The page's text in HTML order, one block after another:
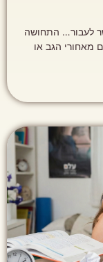
לעבור… התחושה
מאחורי הגב או